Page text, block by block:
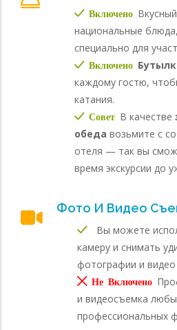
Включено
национальные
специально для
Включено
каждому гостю,
катания.
Совет В качестве
обеда возьмите с
отеля — так вы
время экскурсии до
Фото И Видео
Вы можете
камеру и снимать
фотографии и
Не Включено
и видеосъемка
профессиональных